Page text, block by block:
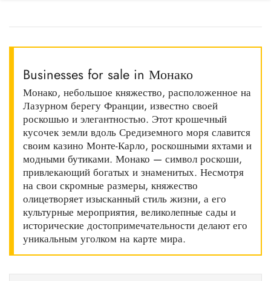
Businesses for sale in Монако
Монако, небольшое княжество, расположенное на
Лазурном берегу Франции, известно своей
роскошью и элегантностью. Этот крошечный
кусочек земли вдоль Средиземного моря славится
своим казино Монте-Карло, роскошными яхтами и
модными бутиками. Монако — символ роскоши,
привлекающий богатых и знаменитых. Несмотря
на свои скромные размеры, княжество
олицетворяет изысканный стиль жизни, а его
культурные мероприятия, великолепные сады и
исторические достопримечательности делают его
уникальным уголком на карте мира.